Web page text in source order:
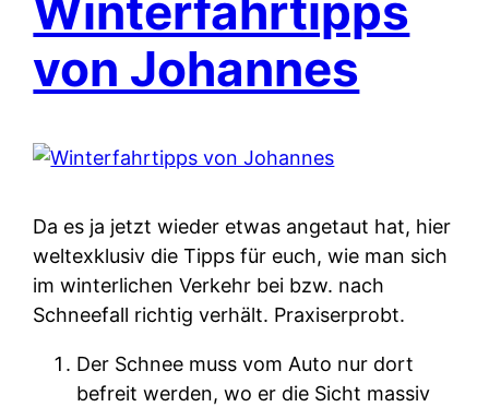
Winterfahrtipps
von Johannes
Da es ja jetzt wieder etwas angetaut hat, hier
weltexklusiv die Tipps für euch, wie man sich
im winterlichen Verkehr bei bzw. nach
Schneefall richtig verhält. Praxiserprobt.
Der Schnee muss vom Auto nur dort
befreit werden, wo er die Sicht massiv